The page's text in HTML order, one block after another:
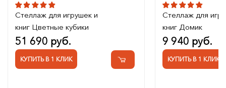
Стеллаж для игрушек и
книг Цветные кубики
51 690 руб.
КУПИТЬ В 1 КЛИК
Стеллаж для
книг Домик
9 940 руб.
КУПИТЬ В 1 КЛИК